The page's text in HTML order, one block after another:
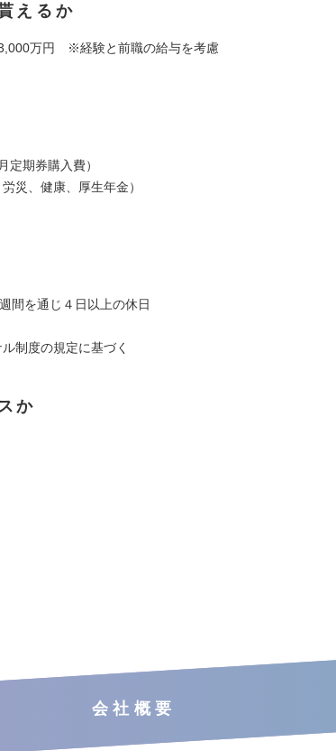
えるか
万円 ※経験と前職の給与を考慮
定期券購入費）
災、健康、厚生年金）
間を通じ４日以上の休日
制度の規定に基づく
か
会社概要